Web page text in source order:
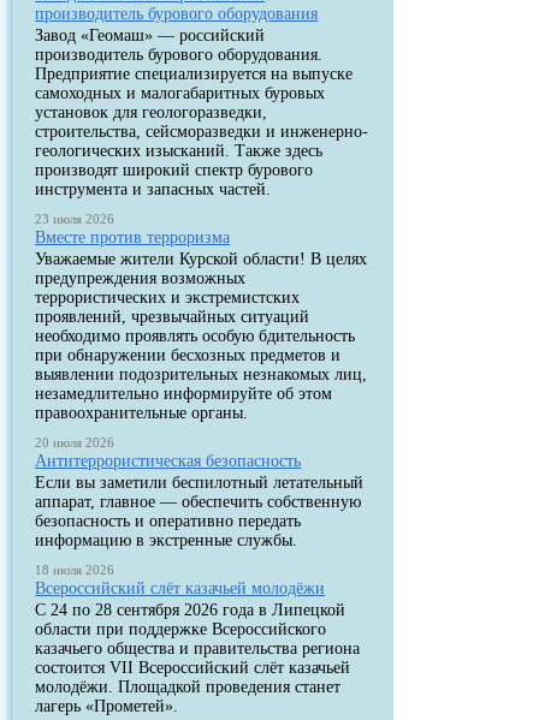
производитель бурового оборудования
Завод «Геомаш» — российский
производитель бурового оборудования.
Предприятие специализируется на выпуске
самоходных и малогабаритных буровых
установок для геологоразведки,
строительства, сейсморазведки и инженерно-
геологических изысканий. Также здесь
производят широкий спектр бурового
инструмента и запасных частей.
23 июля 2026
Вместе против терроризма
Уважаемые жители Курской области! В целях
предупреждения возможных
террористических и экстремистских
проявлений, чрезвычайных ситуаций
необходимо проявлять особую бдительность
при обнаружении бесхозных предметов и
выявлении подозрительных незнакомых лиц,
незамедлительно информируйте об этом
правоохранительные органы.
20 июля 2026
Антитеррористическая безопасность
Если вы заметили беспилотный летательный
аппарат, главное — обеспечить собственную
безопасность и оперативно передать
информацию в экстренные службы.
18 июля 2026
Всероссийский слёт казачьей молодёжи
С 24 по 28 сентября 2026 года в Липецкой
области при поддержке Всероссийского
казачьего общества и правительства региона
состоится VII Всероссийский слёт казачьей
молодёжи. Площадкой проведения станет
лагерь «Прометей».